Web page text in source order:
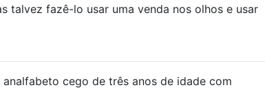
talvez fazê-lo usar uma venda nos olhos e usar
cego de três anos de idade com